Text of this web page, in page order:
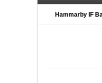
Hammarby IF